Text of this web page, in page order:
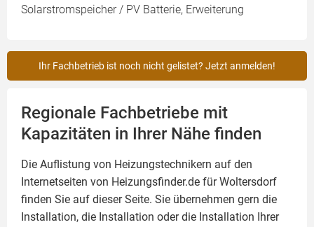
Solarstromspeicher / PV Batterie, Erweiterung
Ihr Fachbetrieb ist noch nicht gelistet? Jetzt anmelden!
Regionale Fachbetriebe mit
Kapazitäten in Ihrer Nähe finden
Die Auflistung von Heizungstechnikern auf den
Internetseiten von Heizungsfinder.de für Woltersdorf
finden Sie auf dieser Seite. Sie übernehmen gern die
Installation, die Installation oder die Installation Ihrer